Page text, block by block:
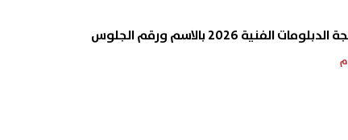
2026 بالاسم ورقم الجلوس